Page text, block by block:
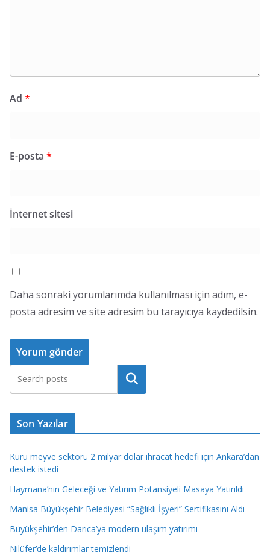
Ad *
E-posta *
İnternet sitesi
Daha sonraki yorumlarımda kullanılması için adım, e-
posta adresim ve site adresim bu tarayıcıya kaydedilsin.
Ara
Son Yazılar
Kuru meyve sektörü 2 milyar dolar ihracat hedefi için Ankara’dan
destek istedi
Haymana’nın Geleceği ve Yatırım Potansiyeli Masaya Yatırıldı
Manisa Büyükşehir Belediyesi “Sağlıklı İşyeri” Sertifikasını Aldı
Büyükşehir’den Darıca’ya modern ulaşım yatırımı
Nilüfer’de kaldırımlar temizlendi